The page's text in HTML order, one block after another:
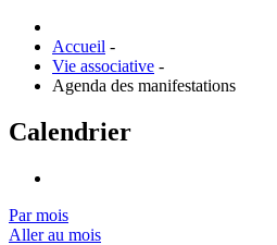
Accueil -
Vie associative -
Agenda des manifestations
Calendrier
Par mois
Aller au mois